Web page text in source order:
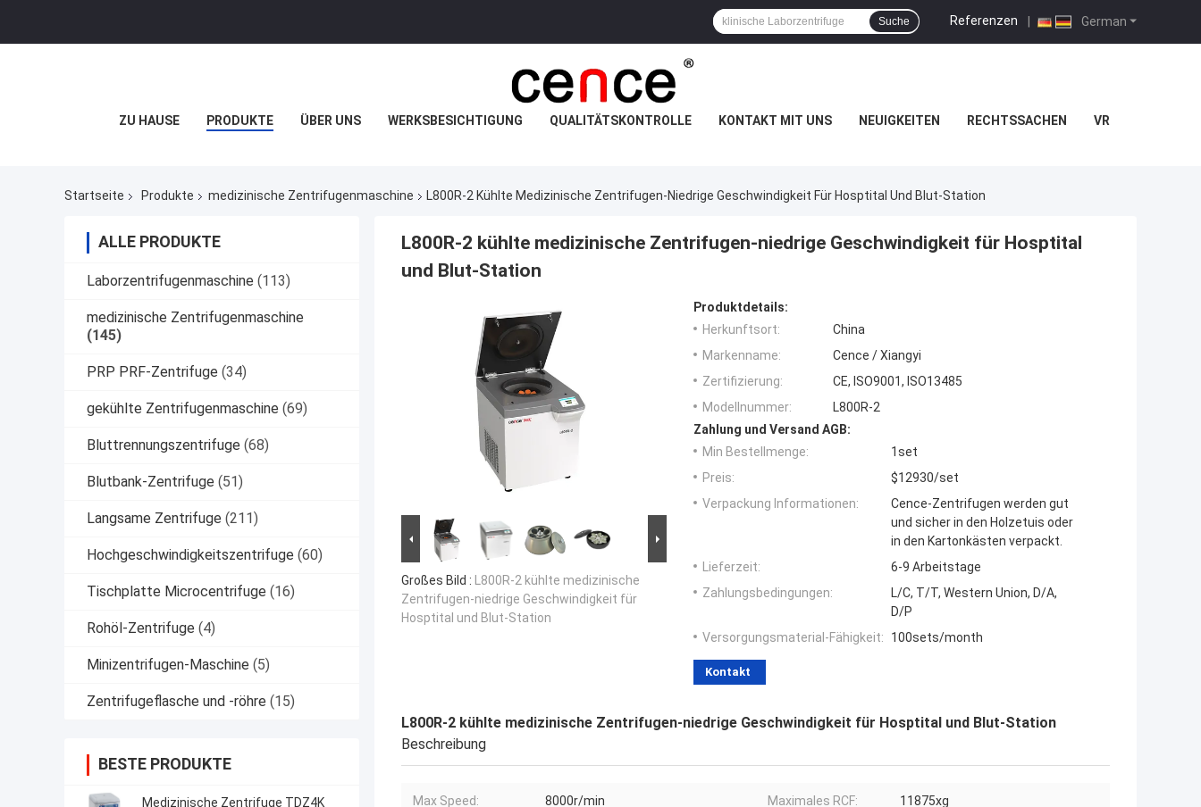
German
Referenzen |
Suche
ZU HAUSE PRODUKTE ÜBER UNS WERKSBESICHTIGUNG QUALITÄTSKONTROLLE KONTAKT MIT UNS NEUIGKEITEN RECHTSSACHEN VR
Startseite Produkte medizinische Zentrifugenmaschine L800R-2 Kühlte Medizinische Zentrifugen-Niedrige Geschwindigkeit Für Hosptital Und Blut-Station
ALLE PRODUKTE
Laborzentrifugenmaschine (113)
medizinische Zentrifugenmaschine
(145)
PRP PRF-Zentrifuge (34)
gekühlte Zentrifugenmaschine (69)
Bluttrennungszentrifuge (68)
Blutbank-Zentrifuge (51)
Langsame Zentrifuge (211)
Hochgeschwindigkeitszentrifuge (60)
Tischplatte Microcentrifuge (16)
Rohöl-Zentrifuge (4)
Minizentrifugen-Maschine (5)
Zentrifugeflasche und -röhre (15)
BESTE PRODUKTE
Medizinische Zentrifuge TDZ4K
L800R-2 kühlte medizinische Zentrifugen-niedrige Geschwindigkeit für Hosptital
und Blut-Station
Großes Bild : L800R-2 kühlte medizinische
Zentrifugen-niedrige Geschwindigkeit für
Hosptital und Blut-Station
Produktdetails:
Herkunftsort:
China
Markenname:
Cence / Xiangyi
Zertifizierung:
CE, ISO9001, ISO13485
Modellnummer:
L800R-2
Zahlung und Versand AGB:
Min Bestellmenge:
1set
Preis:
$12930/set
Verpackung Informationen:
Cence-Zentrifugen werden gut
und sicher in den Holzetuis oder
in den Kartonkästen verpackt.
Lieferzeit:
6-9 Arbeitstage
Zahlungsbedingungen:
L/C, T/T, Western Union, D/A,
D/P
Versorgungsmaterial-Fähigkeit:
100sets/month
Kontakt
L800R-2 kühlte medizinische Zentrifugen-niedrige Geschwindigkeit für Hosptital und Blut-Station
Beschreibung
Max Speed: 8000r/min Maximales RCF: 11875xg